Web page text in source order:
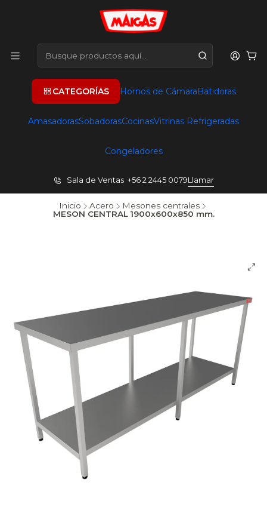
CATEGORÍAS Hornos de CámaraBatidoras
AmasadorasSobadorasCocinasVitrinas Refrigeradas
Congeladores
Sala de Ventas +56 2 2445 0079Llamar
Inicio Acero
Mesones centrales
MESON CENTRAL 1900x600x850 mm.